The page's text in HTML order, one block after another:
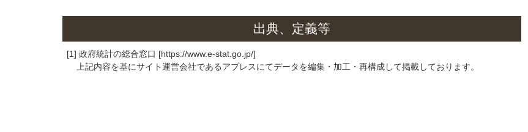
出典、定義等
[1] 政府統計の総合窓口 [https://www.e-stat.go.jp/]
上記内容を基にサイト運営会社であるアプレスにてデータを編集・加工・再構成して掲載しております。